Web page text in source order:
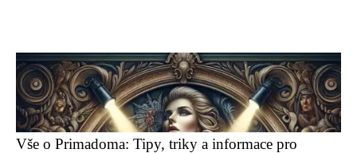
Vše o Primadoma: Tipy, triky a informace pro